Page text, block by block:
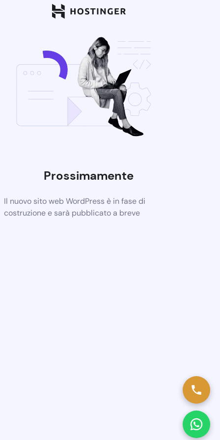
Prossimamente
Il nuovo sito web WordPress è in fase di
costruzione e sarà pubblicato a breve